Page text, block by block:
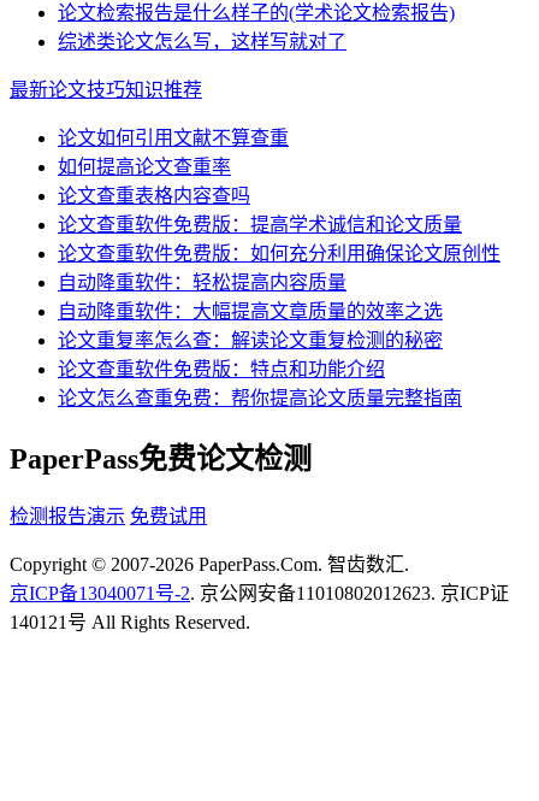
论文检索报告是什么样子的(学术论文检索报告)
综述类论文怎么写，这样写就对了
最新论文技巧知识推荐
论文如何引用文献不算查重
如何提高论文查重率
论文查重表格内容查吗
论文查重软件免费版：提高学术诚信和论文质量
论文查重软件免费版：如何充分利用确保论文原创性
自动降重软件：轻松提高内容质量
自动降重软件：大幅提高文章质量的效率之选
论文重复率怎么查：解读论文重复检测的秘密
论文查重软件免费版：特点和功能介绍
论文怎么查重免费：帮你提高论文质量完整指南
PaperPass免费论文检测
检测报告演示 免费试用
Copyright © 2007-2026 PaperPass.Com. 智齿数汇.
京ICP备13040071号-2. 京公网安备11010802012623. 京ICP证
140121号 All Rights Reserved.